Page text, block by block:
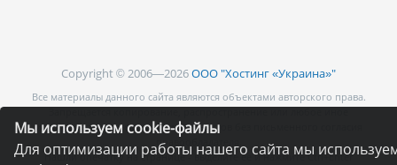
Мы используем cookie-файлы
Для оптимизации работы нашего сайта мы
Copyright © 2006—2026ООО "Хостинг «Украина»"
Все материалы данного сайта являются объектами авторского права.
использование информации и объектов без письменного согласия
правообладателя.
Нашли опечатку на странице - выделите ее и нажмите Ctrl+Enter